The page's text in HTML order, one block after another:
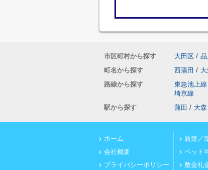
市区町村から探す 大田区 /
町名から探す
西蒲田 /
路線から探す
東急池上線
埼京線
駅から探す
蒲田 / 大森
ホーム
会社概要
プライバシーポリシー
新築／
ペット
敷金礼